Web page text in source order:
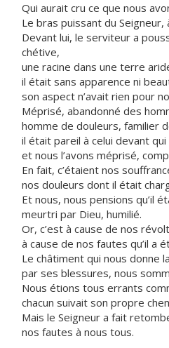
Qui aurait cru ce que nous
Le bras puissant du Seigneur,
Devant lui, le serviteur a
chétive,
une racine dans une terre
il était sans apparence ni
son aspect n’avait rien pour
Méprisé, abandonné des
homme de douleurs, familier
il était pareil à celui devant qui
et nous l’avons méprisé,
En fait, c’étaient nos
nos douleurs dont il était
Et nous, nous pensions qu’il
meurtri par Dieu, humilié.
Or, c’est à cause de nos
à cause de nos fautes qu’il a
Le châtiment qui nous donne
par ses blessures, nous
Nous étions tous errants
chacun suivait son propre
Mais le Seigneur a fait
nos fautes à nous tous.